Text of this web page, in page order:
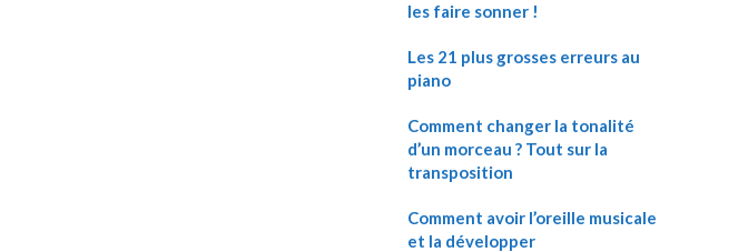
les faire sonner !
Les 21 plus grosses erreurs au
piano
Comment changer la tonalité
d’un morceau ? Tout sur la
transposition
Comment avoir l’oreille musicale
et la développer